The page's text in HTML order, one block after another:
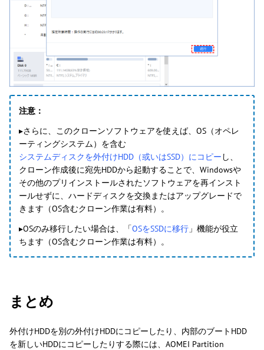
注意：
▸さらに、このクローンソフトウェアを使えば、OS（オペレ
ーティングシステム）を含む
システムディスクを外付けHDD（或いはSSD）にコピー し、
クローン作成後に宛先HDDから起動することで、Windowsや
その他のプリインストールされたソフトウェアを再インスト
ールせずに、ハードディスクを交換またはアップグレードで
きます（OS含むクローン作業は有料）。
▸OSのみ移行したい場合は、「OSをSSDに移行 」機能が役立
ちます（OS含むクローン作業は有料）。
まとめ
外付けHDDを別の外付けHDDにコピーしたり、内部のブートHDD
を新しいHDDにコピーしたりする際には、AOMEI Partition